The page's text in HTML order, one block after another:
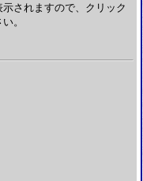
されますので、クリック
。